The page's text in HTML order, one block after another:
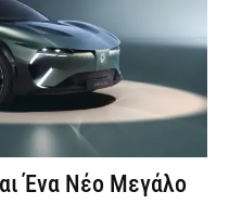
Ένα Νέο Μεγάλο